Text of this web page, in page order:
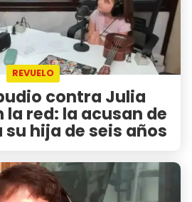
REVUELO
contra Julia
la red: la acusan de
hija de seis años